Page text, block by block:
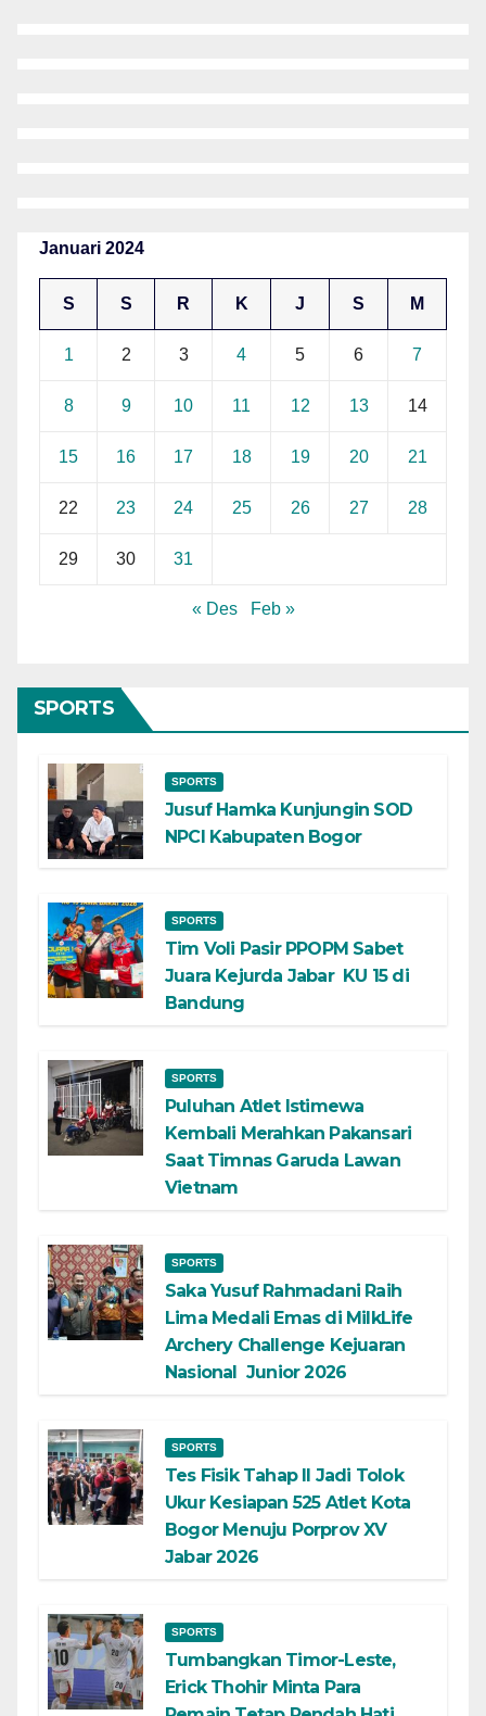
Januari 2024
S S R K J S M
1 2 3 4 5 6 7
8 9 10 11 12 13 14
15 16 17 18 19 20 21
22 23 24 25 26 27 28
29 30 31
« Des Feb »
SPORTS
SPORTS
Jusuf Hamka Kunjungin SOD
NPCI Kabupaten Bogor
SPORTS
Tim Voli Pasir PPOPM Sabet
Juara Kejurda Jabar KU 15 di
Bandung
SPORTS
Puluhan Atlet Istimewa
Kembali Merahkan Pakansari
Saat Timnas Garuda Lawan
Vietnam
SPORTS
Saka Yusuf Rahmadani Raih
Lima Medali Emas di MilkLife
Archery Challenge Kejuaran
Nasional Junior 2026
SPORTS
Tes Fisik Tahap II Jadi Tolok
Ukur Kesiapan 525 Atlet Kota
Bogor Menuju Porprov XV
Jabar 2026
SPORTS
Tumbangkan Timor-Leste,
Erick Thohir Minta Para